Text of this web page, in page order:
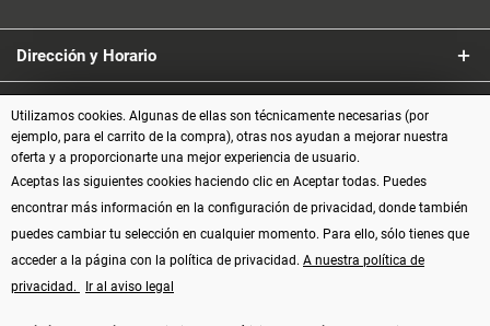
Dirección y Horario
Servicio
Información
Formas de pago
Utilizamos cookies. Algunas de ellas son técnicamente necesarias (por
ejemplo, para el carrito de la compra), otras nos ayudan a mejorar nuestra
oferta y a proporcionarte una mejor experiencia de usuario.
Aceptas las siguientes cookies haciendo clic en Aceptar todas. Puedes
encontrar más información en la configuración de privacidad, donde también
puedes cambiar tu selección en cualquier momento. Para ello, sólo tienes que
acceder a la página con la política de privacidad. A nuestra política de
privacidad.
Ir al aviso legal